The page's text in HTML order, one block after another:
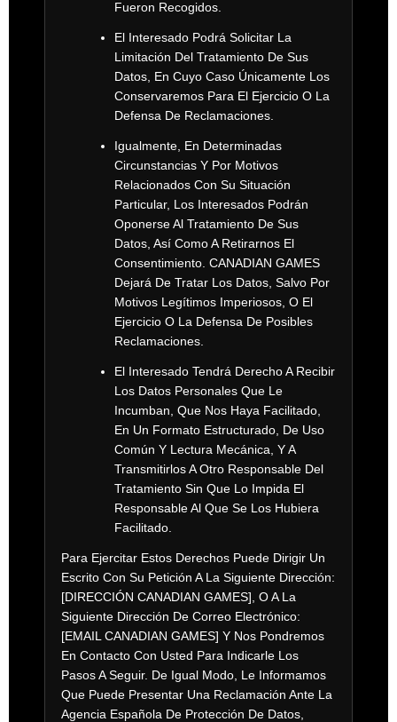
Fueron Recogidos.
El Interesado Podrá Solicitar La
Limitación Del Tratamiento De Sus
Datos, En Cuyo Caso Únicamente Los
Conservaremos Para El Ejercicio O La
Defensa De Reclamaciones.
Igualmente, En Determinadas
Circunstancias Y Por Motivos
Relacionados Con Su Situación
Particular, Los Interesados Podrán
Oponerse Al Tratamiento De Sus
Datos, Así Como A Retirarnos El
Consentimiento. CANADIAN GAMES
Dejará De Tratar Los Datos, Salvo Por
Motivos Legítimos Imperiosos, O El
Ejercicio O La Defensa De Posibles
Reclamaciones.
El Interesado Tendrá Derecho A Recibir
Los Datos Personales Que Le
Incumban, Que Nos Haya Facilitado,
En Un Formato Estructurado, De Uso
Común Y Lectura Mecánica, Y A
Transmitirlos A Otro Responsable Del
Tratamiento Sin Que Lo Impida El
Responsable Al Que Se Los Hubiera
Facilitado.
Para Ejercitar Estos Derechos Puede Dirigir Un
Escrito Con Su Petición A La Siguiente Dirección:
[DIRECCIÓN CANADIAN GAMES] , O A La
Siguiente Dirección De Correo Electrónico:
[EMAIL CANADIAN GAMES] Y Nos Pondremos
En Contacto Con Usted Para Indicarle Los
Pasos A Seguir. De Igual Modo, Le Informamos
Que Puede Presentar Una Reclamación Ante La
Agencia Española De Protección De Datos,